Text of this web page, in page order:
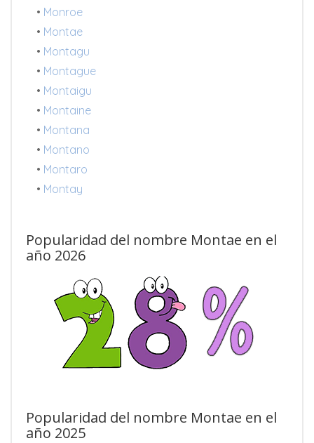
• Monroe
• Montae
• Montagu
• Montague
• Montaigu
• Montaine
• Montana
• Montano
• Montaro
• Montay
Popularidad del nombre Montae en el
año 2026
Popularidad del nombre Montae en el
año 2025